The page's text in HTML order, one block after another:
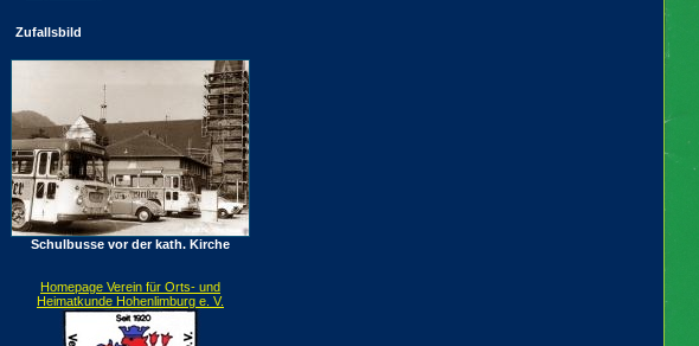
Zufallsbild
Schulbusse vor der kath. Kirche
Homepage Verein für Orts- und
Heimatkunde Hohenlimburg e. V.